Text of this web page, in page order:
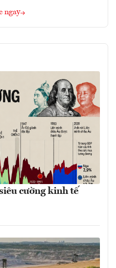
ngay
cường kinh tế